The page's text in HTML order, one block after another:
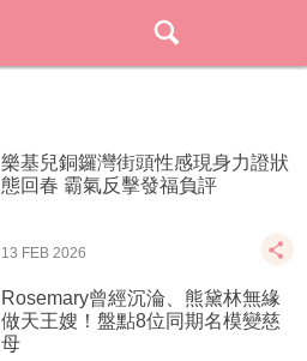
樂基兒銅鑼灣街頭性感現身力證狀
態回春 霸氣反擊發福負評
13 FEB 2026
Rosemary曾經沉淪、熊黛林無緣
做天王嫂！盤點8位同期名模變慈
母